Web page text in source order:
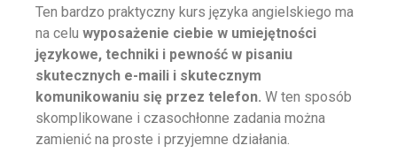
Ten bardzo praktyczny kurs języka angielskiego ma
na celu wyposażenie ciebie w umiejętności
językowe, techniki i pewność w pisaniu
skutecznych e-maili i skutecznym
komunikowaniu się przez telefon. W ten sposób
skomplikowane i czasochłonne zadania można
zamienić na proste i przyjemne działania.